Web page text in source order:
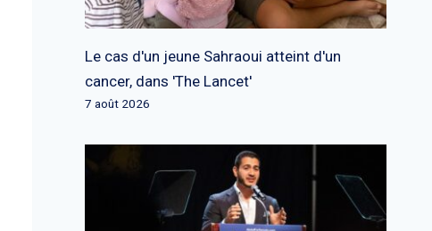
Le cas d'un jeune Sahraoui atteint d'un
cancer, dans 'The Lancet'
7 août 2026